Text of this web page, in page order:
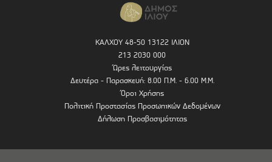
ΚΑΛΧΟΥ 48-50 13122 ΙΛΙΟΝ
213 2030 000
Ώρες λειτουργίας
Δευτέρα - Παρασκευή: 8.00 Π.Μ. - 6.00 Μ.Μ.
Όροι Χρήσης
Πολιτική Προστασίας Προσωπικών Δεδομένων
Δήλωση Προσβασιμότητας